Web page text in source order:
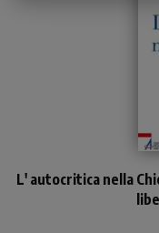
L' autocritica nella